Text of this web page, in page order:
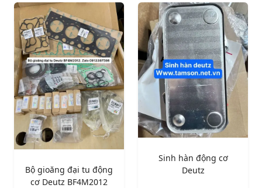
Bộ gioăng đại tu động
cơ Deutz BF4M2012
Sinh hàn động cơ
Deutz